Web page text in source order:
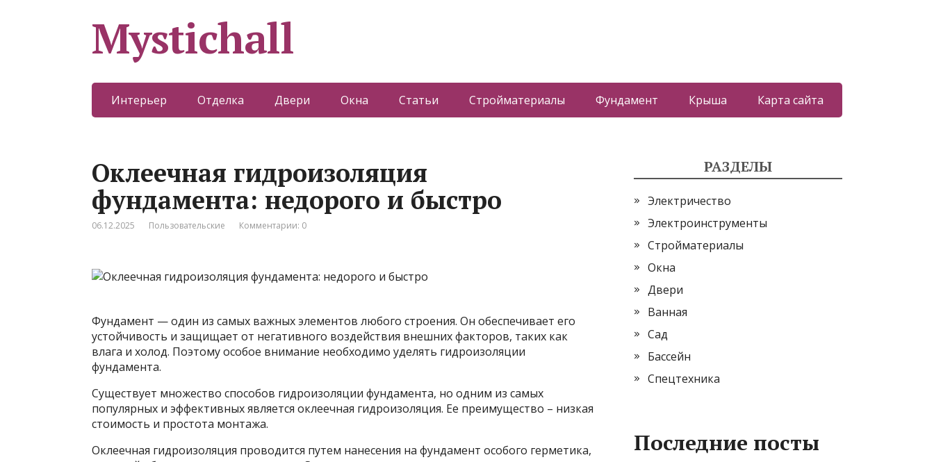
Mystichall
Интерьер Отделка Двери Окна Статьи Стройматериалы Фундамент Крыша Карта сайта
Оклеечная гидроизоляция
фундамента: недорого и быстро
06.12.2025 Пользовательские Комментарии: 0
Фундамент — один из самых важных элементов любого строения. Он обеспечивает его
устойчивость и защищает от негативного воздействия внешних факторов, таких как
влага и холод. Поэтому особое внимание необходимо уделять гидроизоляции
фундамента.
Существует множество способов гидроизоляции фундамента, но одним из самых
популярных и эффективных является оклеечная гидроизоляция. Ее преимущество – низкая
стоимость и простота монтажа.
Оклеечная гидроизоляция проводится путем нанесения на фундамент особого герметика,
РАЗДЕЛЫ
Электричество
Электроинструменты
Стройматериалы
Окна
Двери
Ванная
Сад
Бассейн
Спецтехника
Последние посты